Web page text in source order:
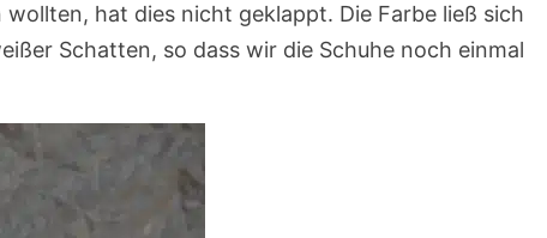
hat dies nicht geklappt. Die Farbe ließ sich
Schatten, so dass wir die Schuhe noch einmal